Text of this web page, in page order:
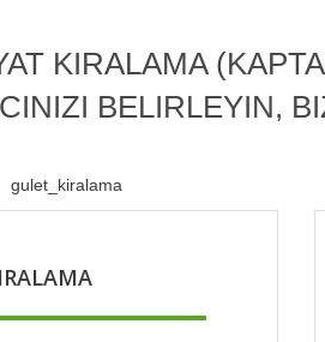
KIRALAMA
BELIRLEYIN,